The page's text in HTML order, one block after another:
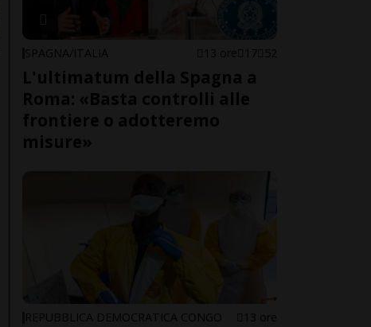
SPAGNA/ITALIA 13 ore 17 52
L'ultimatum della Spagna a
Roma: «Basta controlli alle
frontiere o adotteremo
misure»
REPUBBLICA DEMOCRATICA CONGO 13 ore